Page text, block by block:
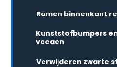
Ramen binnenkant
Kunststofbumpers
voeden
Verwijderen zwarte